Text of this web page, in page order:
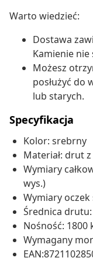
Warto wiedzieć:
Dostawa
Kamienie nie
Możesz
posłużyć do
lub starych.
Specyfikacja
Kolor: srebrny
Materiał: drut
Wymiary
wys.)
Wymiary oczek
Średnica
Nośność: 1800
Wymagany